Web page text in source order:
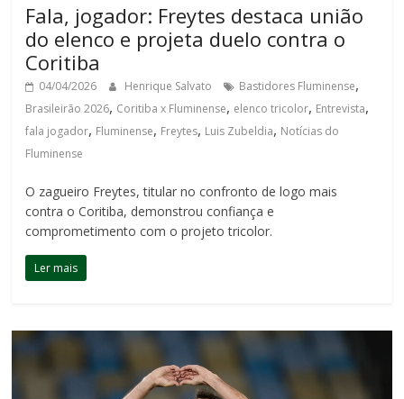
Fala, jogador: Freytes destaca união
do elenco e projeta duelo contra o
Coritiba
04/04/2026 Henrique Salvato Bastidores Fluminense,
Brasileirão 2026, Coritiba x Fluminense, elenco tricolor, Entrevista,
fala jogador, Fluminense, Freytes, Luis Zubeldia, Notícias do
Fluminense
O zagueiro Freytes, titular no confronto de logo mais
contra o Coritiba, demonstrou confiança e
comprometimento com o projeto tricolor.
Ler mais